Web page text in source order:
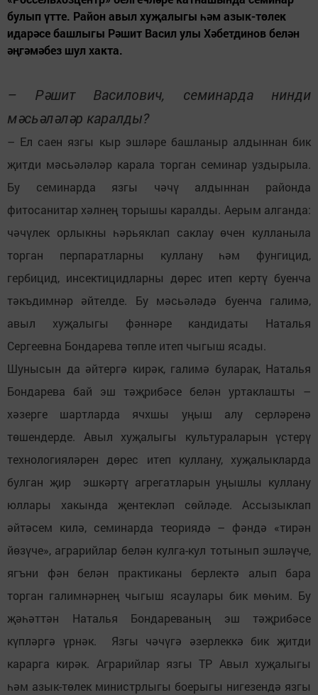
булып үтте. Район авыл хуҗалыгы һәм азык-төлек
идарәсе башлыгы Рәшит Васил улы Хәбетдинов белән
әңгәмәбез шул хакта.
– Рәшит Василович, семинарда нинди
мәсьәләләр каралды?
– Ел саен язгы кыр эшләре башланыр алдыннан бик
җитди мәсьәләләр карала торган семинар уздырыла.
Бу семинарда язгы чәчү алдыннан районда
фитосанитар хәлнең торышы каралды. Аерым алганда:
чәчүлек орлыкны һәрьяклап саклау өчен кулланыла
торган перпаратларны куллану һәм фунгицид,
гербицид, инсектицидларны дөрес итеп кертү буенча
тәкъдимнәр әйтелде. Бу мәсьәләдә буенча галимә,
авыл хуҗалыгы фәннәре кандидаты Наталья
Сергеевна Бондарева төпле итеп чыгыш ясады.
Шунысын да әйтергә кирәк, галимә буларак, Наталья
Бондарева бай эш тәҗрибәсе белән уртаклашты –
хәзерге шартларда ячхшы уңыш алу серләренә
төшендерде. Авыл хуҗалыгы культураларын үстерү
технологияләрен дөрес итеп куллану, хуҗалыкларда
булган җир эшкәртү агрегатларын уңышлы куллану
юллары хакында җентекләп сөйләде. Ассызыклап
әйтәсем килә, семинарда теориядә – фәндә «тирән
йөзүче», аграрийлар белән кулга-кул тотынып эшләүче,
ягъни фән белән практиканы берлектә алып бара
торган галимнәрнең чыгыш ясаулары бик мөһим. Бу
җәһәттән Наталья Бондареваның эш тәҗрибәсе
күпләргә үрнәк. Язгы чәчүгә әзерлеккә бик җитди
карарга кирәк. Аграрийлар язгы ТР Авыл хуҗалыгы
һәм азык-төлек министрлыгы боерыгы нигезендә язгы